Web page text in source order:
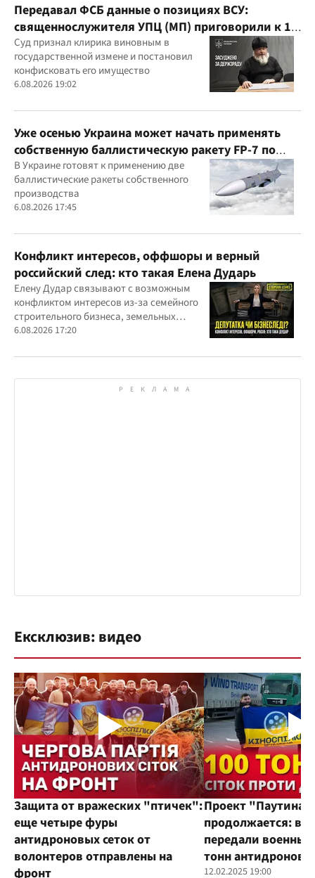
Передавал ФСБ данные о позициях ВСУ:
священнослужителя УПЦ (МП) приговорили к 15
годам
Суд признал клирика виновным в
государственной измене и постановил
конфисковать его имущество
6.08.2026 19:02
Уже осенью Украина может начать применять
собственную баллистическую ракету FP-7 по
вражеским целям
В Украине готовят к применению две
баллистические ракеты собственного
производства
6.08.2026 17:45
Конфликт интересов, оффшоры и верный
российский след: кто такая Елена Дударь
Елену Дудар связывают с возможным
конфликтом интересов из-за семейного
строительного бизнеса, земельных
скандалов, судебных дел
6.08.2026 17:20
Ексклюзив: видео
Защита от вражеских "птичек":
еще четыре фуры
антидроновых сеток от
волонтеров отправлены на
фронт
Проект "Паутина"
продолжается:
передали
тонн
12.02.2025 19:00